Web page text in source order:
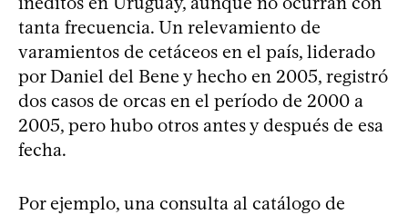
tanta frecuencia. Un relevamiento de
varamientos de cetáceos en el país, liderado
por Daniel del Bene y hecho en 2005, registró
dos casos de orcas en el período de 2000 a
2005, pero hubo otros antes y después de esa
fecha.
Por ejemplo, una consulta al catálogo de